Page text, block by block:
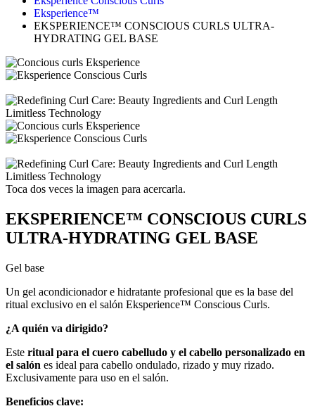
Eksperience™
EKSPERIENCE™ CONSCIOUS CURLS ULTRA-
HYDRATING GEL BASE
Toca dos veces la imagen para acercarla.
EKSPERIENCE™ CONSCIOUS CURLS
ULTRA-HYDRATING GEL BASE
Gel base
Un gel acondicionador e hidratante profesional que es la base del
ritual exclusivo en el salón Eksperience™ Conscious Curls.
¿A quién va dirigido?
Este ritual para el cuero cabelludo y el cabello personalizado en
el salón es ideal para cabello ondulado, rizado y muy rizado.
Exclusivamente para uso en el salón.
Beneficios clave: